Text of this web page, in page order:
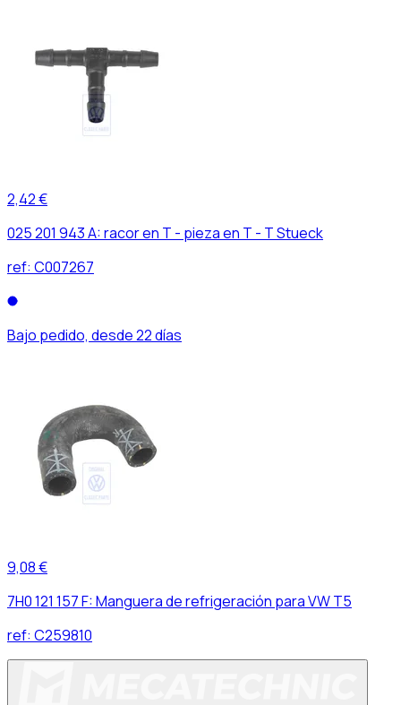
2,42 €
025 201 943 A: racor en T - pieza en T - T Stueck
ref: C007267
Bajo pedido, desde 22 días
9,08 €
7H0 121 157 F: Manguera de refrigeración para VW T5
ref: C259810